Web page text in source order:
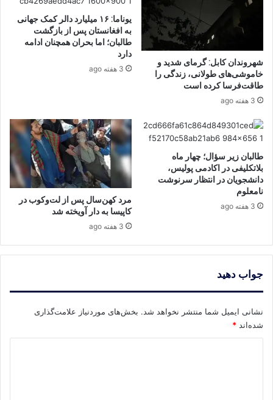
شهروندان کابل: گرمای شدید و
خاموشی‌های طولانی، زندگی را
طاقت‌فرسا کرده است
3 هفته ago
یوناما: ۱۶ میلیارد دالر کمک جهانی
به افغانستان پس از بازگشت
طالبان؛ اما بحران همچنان ادامه
دارد
3 هفته ago
طالبان زیر سؤال؛ چهار ماه
بلاتکلیفی در اکادمی پولیس،
دانشجویان در انتظار سرنوشت
نامعلوم
3 هفته ago
مرد کهن‌سال پس از لت‌وکوب در
کاپیسا به دار آویخته شد
3 هفته ago
جواب دهید
نشانی ایمیل شما منتشر نخواهد شد. بخش‌های موردنیاز علامت‌گذاری
شده‌اند *